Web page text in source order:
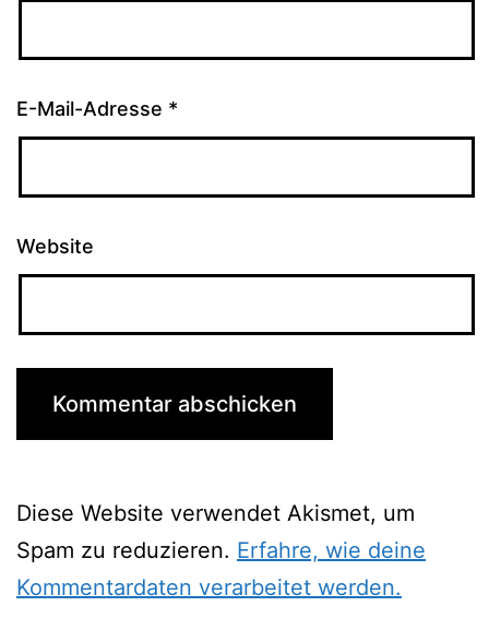
E-Mail-Adresse *
Website
Diese Website verwendet Akismet, um
Spam zu reduzieren. Erfahre, wie deine
Kommentardaten verarbeitet werden.